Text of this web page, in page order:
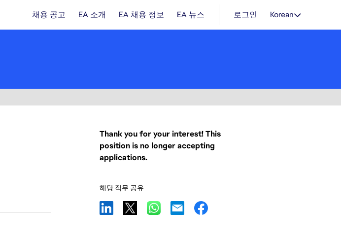
채용 공고 EA 소개 EA 채용 정보 EA 뉴스 로그인 Korean
Thank you for your interest! This
position is no longer accepting
applications.
해당 직무 공유